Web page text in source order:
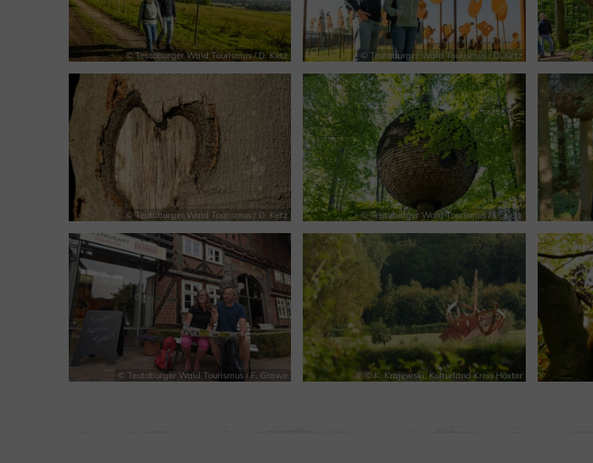
© Teutoburger Wald Tourismus / D. Ketz © Teutoburger Wald Tourismus / D. Ketz
© Teutoburger Wald Tourismus / D. Ketz © Teutoburger Wald Tourismus / D. Ketz
© Teutoburger Wald Tourismus / F. Grawe © K. Krajewski, Kulturland Kreis Höxter